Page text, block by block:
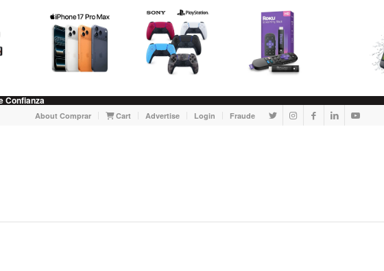
Confianza
About Comprar Cart Advertise Login Fraude